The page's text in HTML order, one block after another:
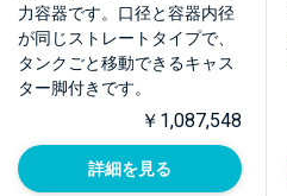
力容器です。口径と容器内径
が同じストレートタイプで、
タンクごと移動できるキャス
ター脚付きです。
￥1,087,548
詳細を見る